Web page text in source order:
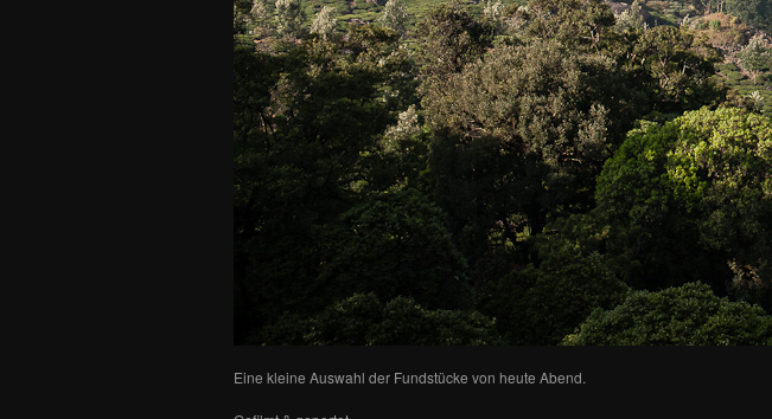
Eine kleine Auswahl der Fundstücke von heute Abend.